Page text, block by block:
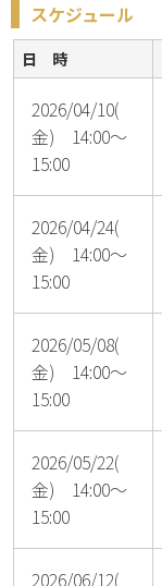
スケジュール
日 時
2026/04/10(
金) 14:00～
15:00
2026/04/24(
金) 14:00～
15:00
2026/05/08(
金) 14:00～
15:00
2026/05/22(
金) 14:00～
15:00
2026/06/12(